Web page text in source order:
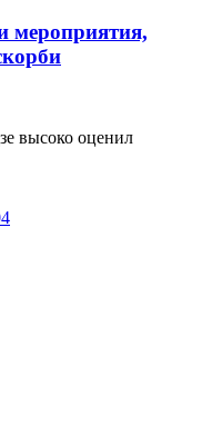
мероприятия,
высоко оценил